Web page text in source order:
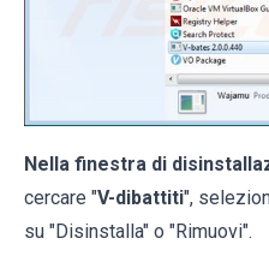
Nella finestra di
cercare "V-dibattiti",
su "Disinstalla" o "Rimuovi".